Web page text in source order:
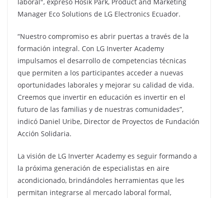
Manager Eco Solutions de LG Electronics Ecuador.
“Nuestro compromiso es abrir puertas a través de la
formación integral. Con LG Inverter Academy
impulsamos el desarrollo de competencias técnicas
que permiten a los participantes acceder a nuevas
oportunidades laborales y mejorar su calidad de vida.
Creemos que invertir en educación es invertir en el
futuro de las familias y de nuestras comunidades”,
indicó Daniel Uribe, Director de Proyectos de Fundación
Acción Solidaria.
La visión de LG Inverter Academy es seguir formando a
la próxima generación de especialistas en aire
acondicionado, brindándoles herramientas que les
permitan integrarse al mercado laboral formal,